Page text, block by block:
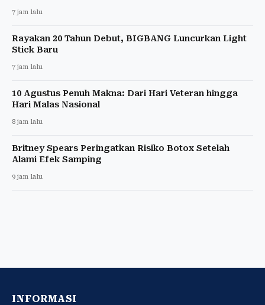
7 jam lalu
Rayakan 20 Tahun Debut, BIGBANG Luncurkan Light
Stick Baru
7 jam lalu
10 Agustus Penuh Makna: Dari Hari Veteran hingga
Hari Malas Nasional
8 jam lalu
Britney Spears Peringatkan Risiko Botox Setelah
Alami Efek Samping
9 jam lalu
INFORMASI